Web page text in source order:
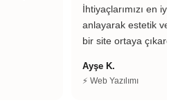
İhtiyaçlarımızı en iyi
anlayarak estetik ve
bir site ortaya
Ayşe K.
⚡ Web Yazılımı